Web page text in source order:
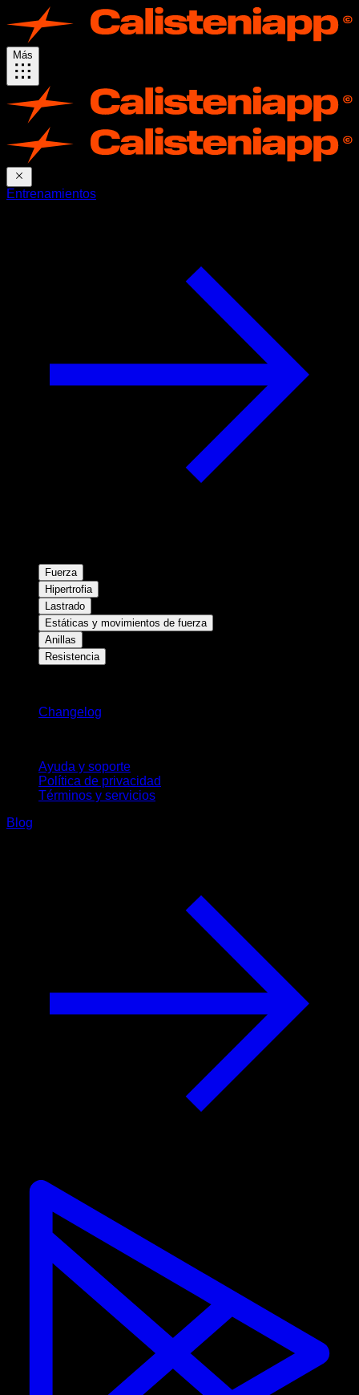
Más
Entrenamientos
Fuerza
Hipertrofia
Lastrado
Estáticas y movimientos de fuerza
Anillas
Resistencia
Changelog
Ayuda y soporte
Política de privacidad
Términos y servicios
Blog